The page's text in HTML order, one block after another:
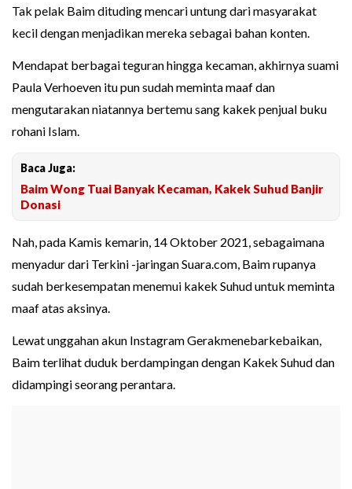
Tak pelak Baim dituding mencari untung dari masyarakat
kecil dengan menjadikan mereka sebagai bahan konten.
Mendapat berbagai teguran hingga kecaman, akhirnya suami
Paula Verhoeven itu pun sudah meminta maaf dan
mengutarakan niatannya bertemu sang kakek penjual buku
rohani Islam.
Baca Juga:
Baim Wong Tuai Banyak Kecaman, Kakek Suhud Banjir
Donasi
Nah, pada Kamis kemarin, 14 Oktober 2021, sebagaimana
menyadur dari Terkini -jaringan Suara.com, Baim rupanya
sudah berkesempatan menemui kakek Suhud untuk meminta
maaf atas aksinya.
Lewat unggahan akun Instagram Gerakmenebarkebaikan,
Baim terlihat duduk berdampingan dengan Kakek Suhud dan
didampingi seorang perantara.